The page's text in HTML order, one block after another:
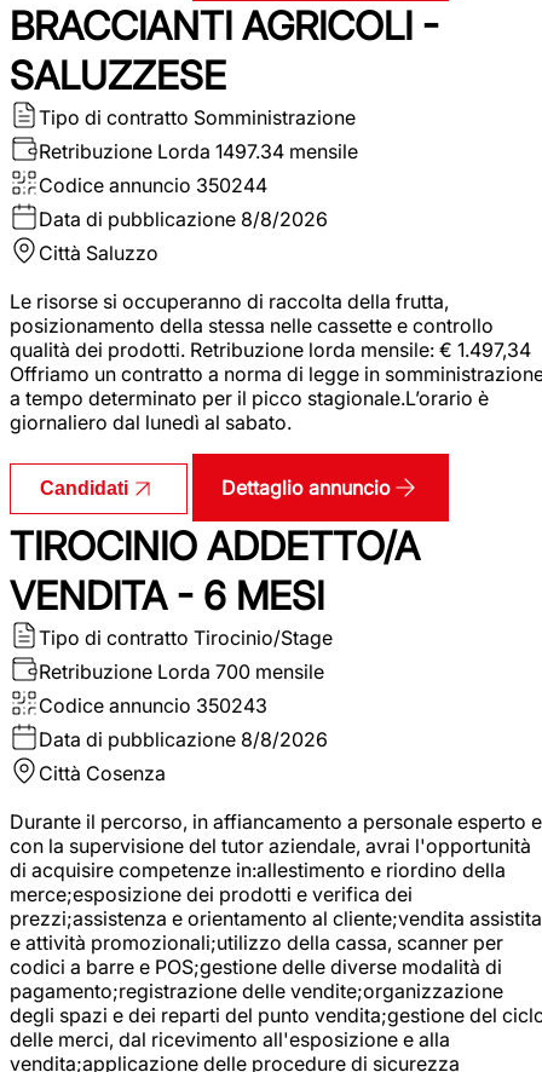
BRACCIANTI AGRICOLI -
SALUZZESE
Tipo di contratto Somministrazione
Retribuzione Lorda 1497.34 mensile
Codice annuncio 350244
Data di pubblicazione 8/8/2026
Città Saluzzo
Le risorse si occuperanno di raccolta della frutta,
posizionamento della stessa nelle cassette e controllo
qualità dei prodotti. Retribuzione lorda mensile: € 1.497,34
Offriamo un contratto a norma di legge in
a tempo determinato per il picco stagionale.L’orario è
giornaliero dal lunedì al sabato.
Candidati Dettaglio annuncio
TIROCINIO ADDETTO/A
VENDITA - 6 MESI
Tipo di contratto Tirocinio/Stage
Retribuzione Lorda 700 mensile
Codice annuncio 350243
Data di pubblicazione 8/8/2026
Città Cosenza
Durante il percorso, in affiancamento a personale esperto e
con la supervisione del tutor aziendale, avrai l'opportunità
di acquisire competenze in:allestimento e riordino della
merce;esposizione dei prodotti e verifica dei
prezzi;assistenza e orientamento al cliente;vendita assistita
e attività promozionali;utilizzo della cassa, scanner per
codici a barre e POS;gestione delle diverse modalità di
pagamento;registrazione delle vendite;organizzazione
degli spazi e dei reparti del punto vendita;gestione del
delle merci, dal ricevimento all'esposizione e alla
vendita;applicazione delle procedure di sicurezza